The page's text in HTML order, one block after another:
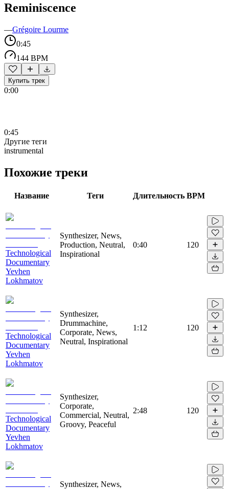
Reminiscence
—Grégoire Lourme
0:45
144 BPM
Купить трек
0:00
0:45
Другие теги
instrumental
Похожие треки
Название Теги Длительность BPM
Technological
Documentary
Yevhen
Lokhmatov
Synthesizer, News,
Production, Neutral,
Inspirational
0:40 120
Technological
Documentary
Yevhen
Lokhmatov
Synthesizer,
Drummachine,
Corporate, News,
Neutral, Inspirational
1:12 120
Technological
Documentary
Yevhen
Lokhmatov
Synthesizer,
Corporate,
Commercial, Neutral,
Groovy, Peaceful
2:48 120
Synthesizer, News,